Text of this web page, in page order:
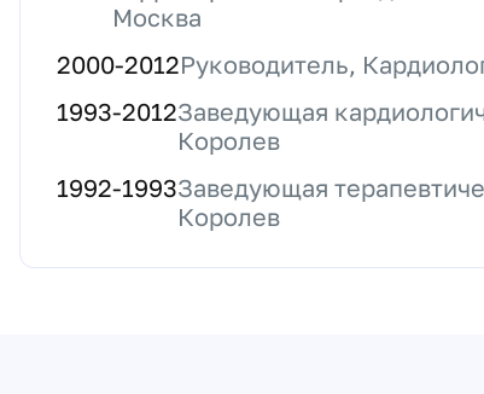
Москва
2000-2012Руководитель,
1993-2012Заведующая
Королев
1992-1993Заведующая
Королев